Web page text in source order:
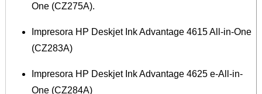
One (CZ275A).
Impresora HP Deskjet Ink Advantage 4615 All-in-One
(CZ283A)
Impresora HP Deskjet Ink Advantage 4625 e-All-in-
One (CZ284A)